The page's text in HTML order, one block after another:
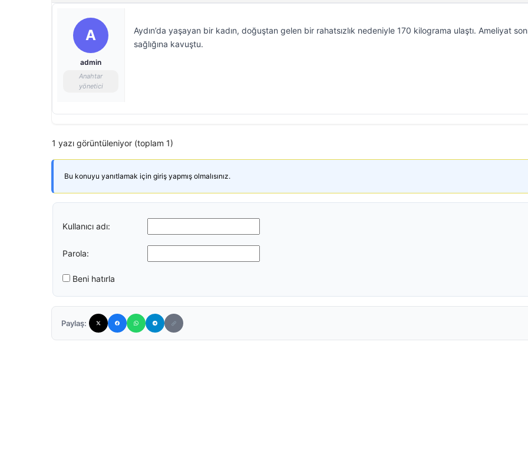
A
admin
Anahtar
yönetici
Aydın’da yaşayan bir kadın, doğuştan gelen bir rahatsızlık nedeniyle 170 kilograma ulaştı. Ameliyat
sağlığına kavuştu.
1 yazı görüntüleniyor (toplam 1)
Bu konuyu yanıtlamak için giriş yapmış olmalısınız.
Kullanıcı adı:
Parola:
Beni hatırla
Paylaş: